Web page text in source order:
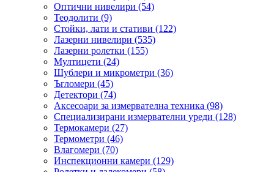
Оптични нивелири (54)
Теодолити (9)
Стойки, лати и стативи (122)
Лазерни нивелири (535)
Лазерни ролетки (155)
Мултицети (24)
Шублери и микрометри (36)
Ъгломери (45)
Детектори (74)
Аксесоари за измервателна техника (98)
Специализирани измервателни уреди (128)
Термокамери (27)
Термометри (46)
Влагомери (70)
Инспекционни камери (129)